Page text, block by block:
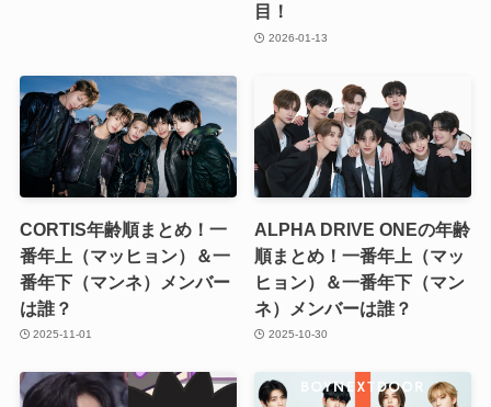
目！
2026-01-13
CORTIS年齢順まとめ！一
番年上（マッヒョン）＆一
番年下（マンネ）メンバー
は誰？
2025-11-01
ALPHA DRIVE ONEの年齢
順まとめ！一番年上（マッ
ヒョン）＆一番年下（マン
ネ）メンバーは誰？
2025-10-30